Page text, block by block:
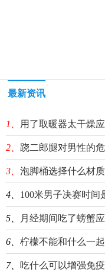
最新资讯
1、 用了取暖器太干燥
2、 跷二郎腿对男性的危
3、 泡脚桶选择什么材
4、 100米男子决赛时间是
5、 月经期间吃了螃蟹应
6、 柠檬不能和什么一
7、 吃什么可以增强免